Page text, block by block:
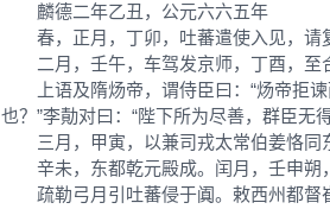
麟德二年乙丑，公元六六五年
春，正月，丁卯，吐蕃遣使入见，请
二月，壬午，车驾发京师，丁酉，至
上语及隋炀帝，谓侍臣曰：“炀帝拒谏
也？”李勣对曰：“陛下所为尽善，群臣无
三月，甲寅，以兼司戎太常伯姜恪同
辛未，东都乾元殿成。闰月，壬申朔
疏勒弓月引吐蕃侵于阗。敕西州都督